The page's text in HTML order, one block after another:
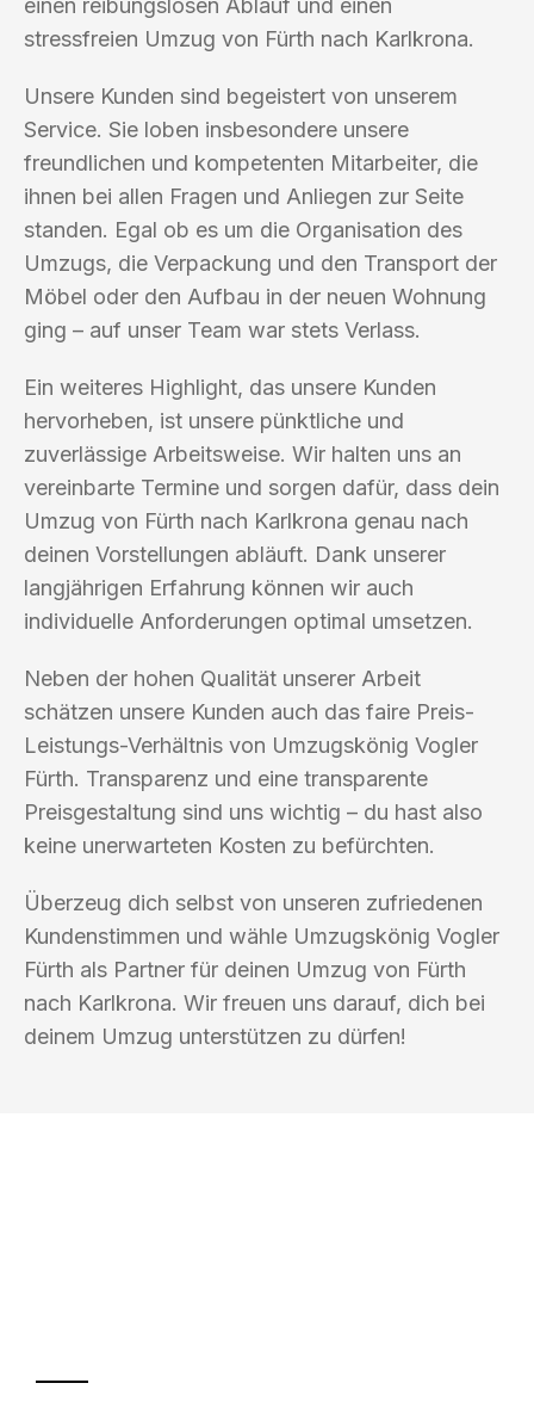
einen reibungslosen Ablauf und einen
stressfreien Umzug von Fürth nach Karlkrona.
Unsere Kunden sind begeistert von unserem
Service. Sie loben insbesondere unsere
freundlichen und kompetenten Mitarbeiter, die
ihnen bei allen Fragen und Anliegen zur Seite
standen. Egal ob es um die Organisation des
Umzugs, die Verpackung und den Transport der
Möbel oder den Aufbau in der neuen Wohnung
ging – auf unser Team war stets Verlass.
Ein weiteres Highlight, das unsere Kunden
hervorheben, ist unsere pünktliche und
zuverlässige Arbeitsweise. Wir halten uns an
vereinbarte Termine und sorgen dafür, dass dein
Umzug von Fürth nach Karlkrona genau nach
deinen Vorstellungen abläuft. Dank unserer
langjährigen Erfahrung können wir auch
individuelle Anforderungen optimal umsetzen.
Neben der hohen Qualität unserer Arbeit
schätzen unsere Kunden auch das faire Preis-
Leistungs-Verhältnis von Umzugskönig Vogler
Fürth. Transparenz und eine transparente
Preisgestaltung sind uns wichtig – du hast also
keine unerwarteten Kosten zu befürchten.
Überzeug dich selbst von unseren zufriedenen
Kundenstimmen und wähle Umzugskönig Vogler
Fürth als Partner für deinen Umzug von Fürth
nach Karlkrona. Wir freuen uns darauf, dich bei
deinem Umzug unterstützen zu dürfen!